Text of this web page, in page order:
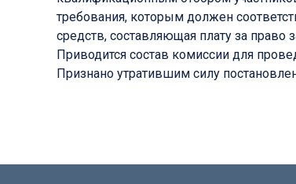
требования, которым должен
средств, составляющая плату за
Приводится состав комиссии для
Признано утратившим силу